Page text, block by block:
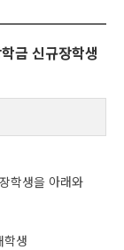
금 신규장학생
학생을 아래와
학생